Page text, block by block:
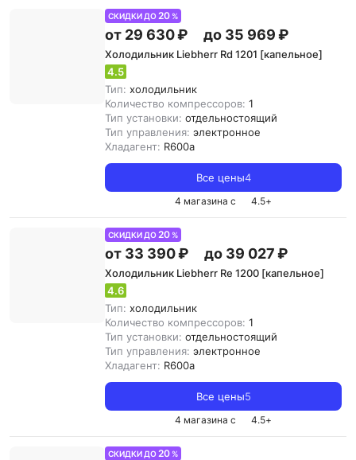
СКИДКИ ДО20 %
от 29 630 ₽ до 35 969 ₽
Холодильник Liebherr Rd 1201 [капельное]
4.5
Тип: холодильник
Количество компрессоров: 1
Тип установки: отдельностоящий
Тип управления: электронное
Хладагент: R600a
Все цены4
4 магазина с 4.5+
СКИДКИ ДО20 %
от 33 390 ₽ до 39 027 ₽
Холодильник Liebherr Re 1200 [капельное]
4.6
Тип: холодильник
Количество компрессоров: 1
Тип установки: отдельностоящий
Тип управления: электронное
Хладагент: R600a
Все цены5
4 магазина с 4.5+
СКИДКИ ДО20 %